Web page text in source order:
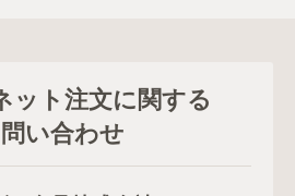
ット注文に関する
い合わせ